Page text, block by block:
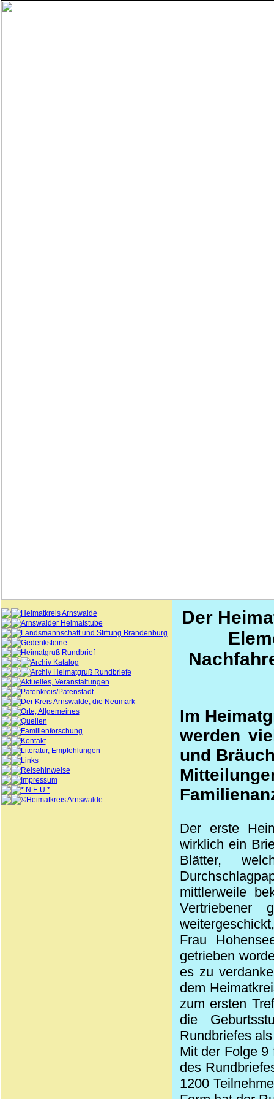
Heimatkreis Arnswalde
Arnswalder Heimatstube
Landsmannschaft und Stiftung Brandenburg
Gedenksteine
Heimatgruß Rundbrief
Archiv Katalog
Archiv Heimatgruß Rundbriefe
Aktuelles, Veranstaltungen
Patenkreis/Patenstadt
Der Kreis Arnswalde, die Neumark
Orte, Allgemeines
Quellen
Familienforschung
Kontakt
Literatur, Empfehlungen
Links
Reisehinweise
Impressum
* N E U *
©Heimatkreis Arnswalde
Der
Im
werden
und
Der erste
wirklich ein
Blätter,
mittlerweile
Frau
getrieben
es zu
dem
zum ersten
die
Rundbriefes
Mit der Folge
des
1200